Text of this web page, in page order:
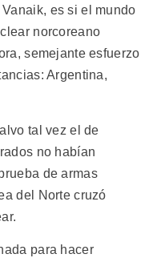
es si el mundo
norcoreano
semejante esfuerzo
Argentina,
tal vez el de
no habían
de armas
del Norte cruzó
para hacer